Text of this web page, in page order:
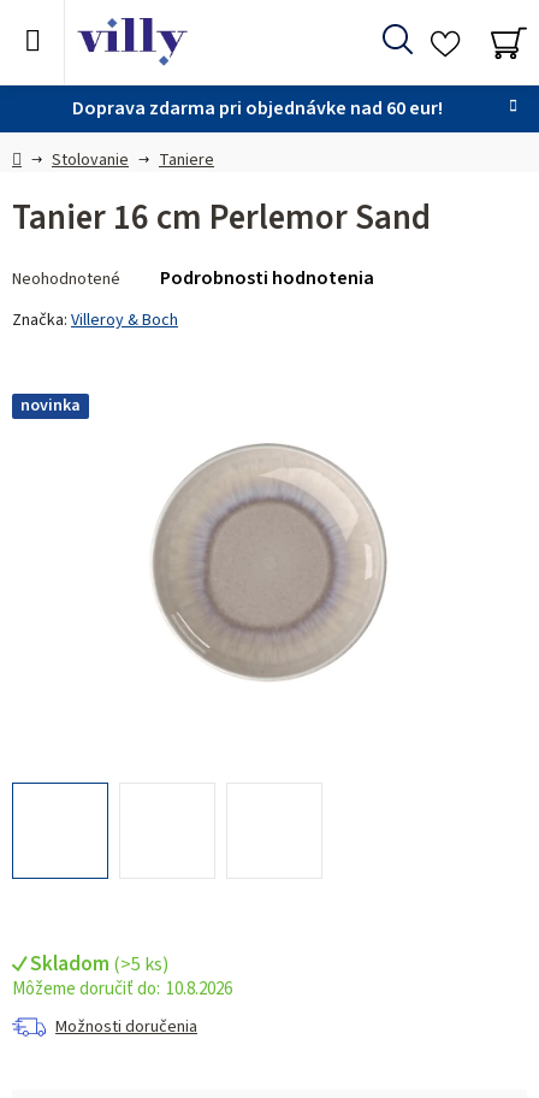
Doprava zdarma pri objednávke nad 60 eur!
Hľadať
DomovStolovanie Taniere
Skladom (>5 ks)
10.8.2026
Možnosti doručenia
Tanier 16 cm Perlemor Sand
hodnotenie
produktu
z 5
hviezdičiek.
Neohodnotené Podrobnosti hodnotenia
Značka: Villeroy & Boch
novinka